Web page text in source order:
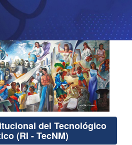
del Tecnológico
(RI - TecNM)